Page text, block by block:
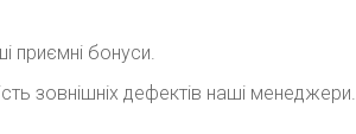
приємні бонуси.
зовнішніх дефектів наші менеджери.